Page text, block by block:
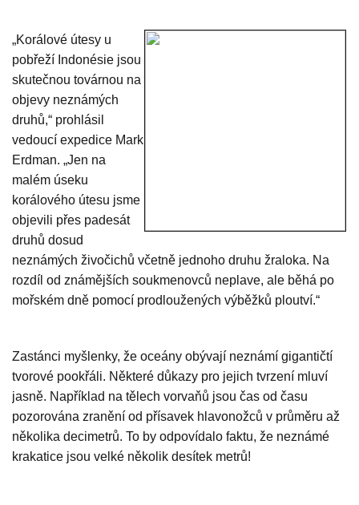
„Korálové útesy u
pobřeží Indonésie jsou
skutečnou továrnou na
objevy neznámých
druhů,“ prohlásil
vedoucí expedice Mark
Erdman. „Jen na
malém úseku
korálového útesu jsme
objevili přes padesát
druhů dosud
neznámých živočichů včetně jednoho druhu žraloka. Na
rozdíl od známějších soukmenovců neplave, ale běhá po
mořském dně pomocí prodloužených výběžků ploutví.“
Zastánci myšlenky, že oceány obývají neznámí gigantičtí
tvorové pookřáli. Některé důkazy pro jejich tvrzení mluví
jasně. Například na tělech vorvaňů jsou čas od času
pozorována zranění od přísavek hlavonožců v průměru až
několika decimetrů. To by odpovídalo faktu, že neznámé
krakatice jsou velké několik desítek metrů!